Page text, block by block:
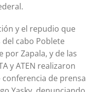
y el repudio que
cabo Poblete
por Zapala, y de las
y ATEN realizaron
de prensa